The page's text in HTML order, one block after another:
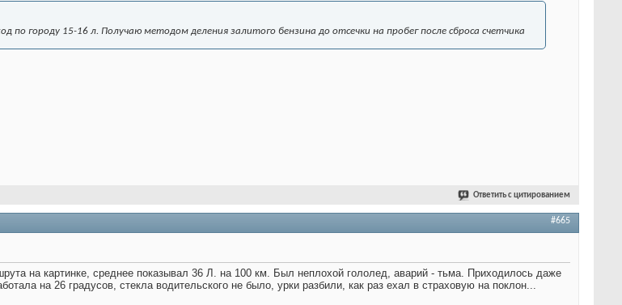
по городу 15-16 л. Получаю методом деления залитого бензина до отсечки на пробег после сброса счетчика
Ответить с цитированием
#665
на картинке, среднее показывал 36 Л. на 100 км. Был неплохой гололед, аварий - тьма. Приходилось даже
на 26 градусов, стекла водительского не было, урки разбили, как раз ехал в страховую на поклон...